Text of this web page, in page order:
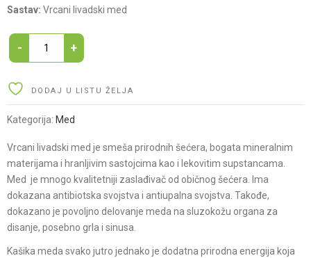
Sastav: Vrcani livadski med
livadski
med
Vlasine
–
Planinski
prirodni
med
quantity
- +
DODAJ U LISTU ŽELJA
Kategorija: Med
Vrcani livadski med je smeša prirodnih šećera, bogata mineralnim
materijama i hranljivim sastojcima kao i lekovitim supstancama.
Med je mnogo kvalitetniji zaslađivač od običnog šećera. Ima
dokazana antibiotska svojstva i antiupalna svojstva. Takođe,
dokazano je povoljno delovanje meda na sluzokožu organa za
disanje, posebno grla i sinusa.
Kašika meda svako jutro jednako je dodatna prirodna energija koja